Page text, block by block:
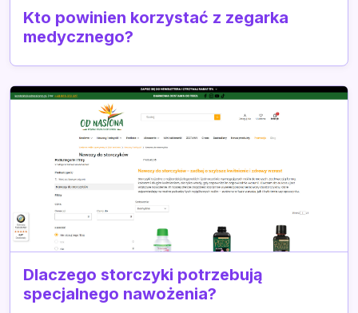
Kto powinien korzystać z zegarka
medycznego?
Dlaczego storczyki potrzebują
specjalnego nawożenia?